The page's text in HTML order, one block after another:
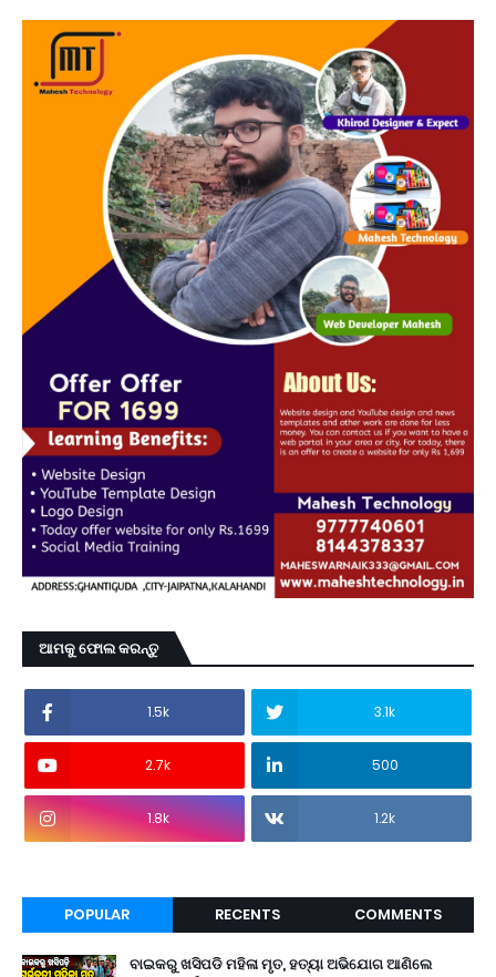
ଆମକୁ ଫୋଲ କରନ୍ତୁ
1.5k 3.1k
2.7k 500
1.8k 1.2k
POPULAR RECENTS COMMENTS
ବାଇକରୁ ଖସିପଡି ମହିଳା ମୃତ, ହତ୍ୟା ଅଭିଯୋଗ ଆଣିଲେ